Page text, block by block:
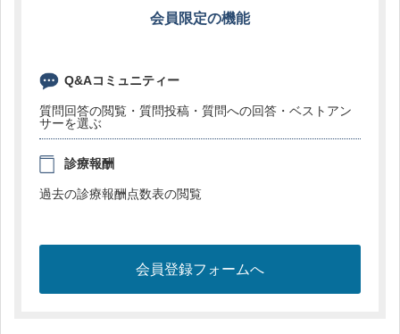
会員限定の機能
Q&Aコミュニティー
質問回答の閲覧・質問投稿・質問への回答・ベストアン
サーを選ぶ
診療報酬
過去の診療報酬点数表の閲覧
会員登録フォームへ